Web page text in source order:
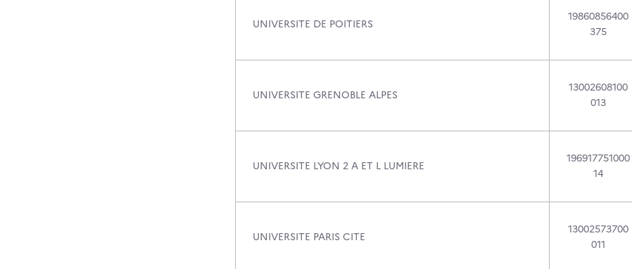
UNIVERSITE DE POITIERS
19860856400
375
UNIVERSITE GRENOBLE ALPES
13002608100
013
UNIVERSITE LYON 2 A ET L LUMIERE
196917751000
14
UNIVERSITE PARIS CITE
13002573700
011